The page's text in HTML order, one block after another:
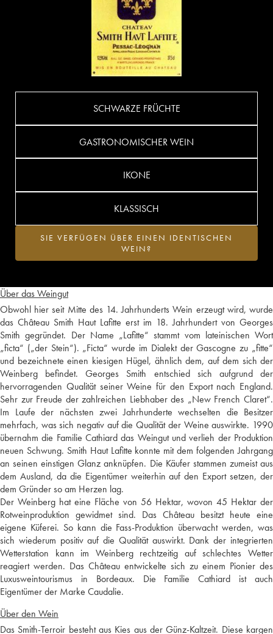
Über das Weingut
Obwohl hier seit Mitte des 14. Jahrhunderts Wein erzeugt wird, wurde
das Château Smith Haut Lafitte erst im 18. Jahrhundert von Georges
Smith gegründet. Der Name „Lafitte“ stammt vom lateinischen Wort
„ficta“ („der Stein“). „Ficta“ wurde im Dialekt der Gascogne zu „fitte“
und bezeichnete einen kiesigen Hügel, ähnlich dem, auf dem sich der
Weinberg befindet. Georges Smith entschied sich aufgrund der
hervorragenden Qualität seiner Weine für den Export nach England.
Sehr zur Freude der zahlreichen Liebhaber des „New French Claret“.
Im Laufe der nächsten zwei Jahrhunderte wechselten die Besitzer
mehrfach, was sich negativ auf die Qualität der Weine auswirkte. 1990
übernahm die Familie Cathiard das Weingut und verlieh der Produktion
neuen Schwung. Smith Haut Lafitte konnte mit dem folgenden Jahrgang
an seinen einstigen Glanz anknüpfen. Die Käufer stammen zumeist aus
dem Ausland, da die Eigentümer weiterhin auf den Export setzen, der
dem Gründer so am Herzen lag.
Der Weinberg hat eine Fläche von 56 Hektar, wovon 45 Hektar der
Rotweinproduktion gewidmet sind. Das Château besitzt heute eine
eigene Küferei. So kann die Fass-Produktion überwacht werden, was
sich wiederum positiv auf die Qualität auswirkt. Dank der integrierten
Wetterstation kann im Weinberg rechtzeitig auf schlechtes Wetter
reagiert werden. Das Château entwickelte sich zu einem Pionier des
Luxusweintourismus in Bordeaux. Die Familie Cathiard ist auch
Eigentümer der Marke Caudalie.
Über den Wein
Das Smith-Terroir besteht aus Kies aus der Günz-Kaltzeit. Diese kargen
SCHWARZE FRÜCHTE
GASTRONOMISCHER WEIN
IKONE
KLASSISCH
SIE VERFÜGEN ÜBER EINEN IDENTISCHEN
WEIN?